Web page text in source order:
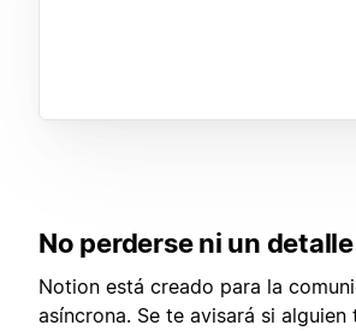
No perderse ni un detalle
Notion está creado para la
asíncrona. Se te avisará si alguien